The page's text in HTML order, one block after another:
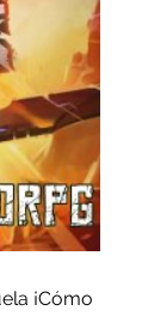
¡Cómo